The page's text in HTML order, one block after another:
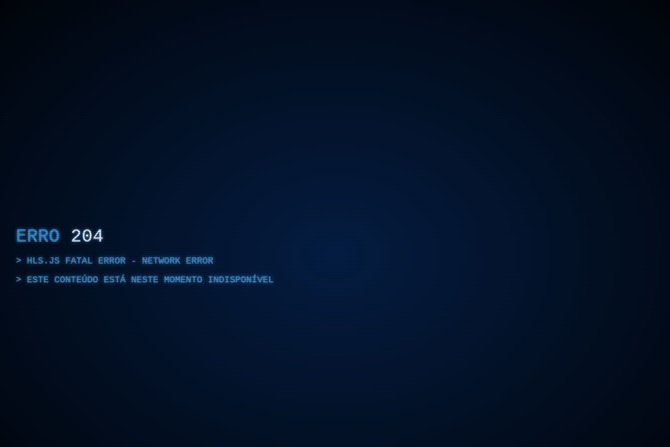
ERRO 204
HLS.JS FATAL ERROR - NETWORK ERROR
ESTE CONTEÚDO ESTÁ NESTE MOMENTO INDISPONÍVEL